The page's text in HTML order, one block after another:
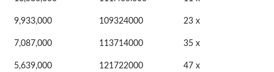
9,933,000 109324000 23 x
7,087,000 113714000 35 x
5,639,000 121722000 47 x